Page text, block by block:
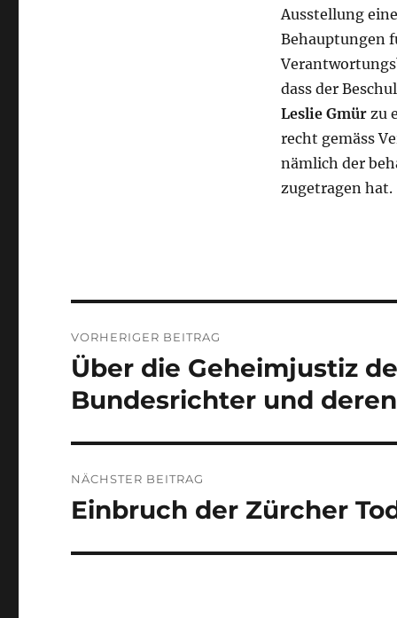
Ausstellung
Behauptungen
dass der
Leslie Gmürzu
recht gemäss
nämlich der
zu­getragen hat.
Navigation
VORHERIGER BEITRAG
Vorheriger
Beitrag:
Über die Geheimjustiz
Bundesrichter und
NÄCHSTER BEITRAG
Nächster
Einbruch der Zürcher